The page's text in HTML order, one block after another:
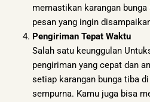
memastikan karangan
pesan yang ingin
Pengiriman Tepat Waktu
Salah satu keunggulan
pengiriman yang cepat dan
setiap karangan bunga tiba
sempurna. Kamu juga bisa